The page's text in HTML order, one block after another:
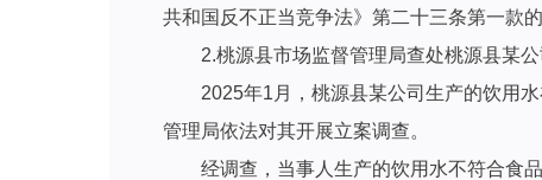
共和国反不正当竞争法》第二十三条第一款
2.桃源县市场监督管理局查处桃源县某
2025年1月，桃源县某公司生产的饮用
管理局依法对其开展立案调查。
经调查，当事人生产的饮用水不符合食